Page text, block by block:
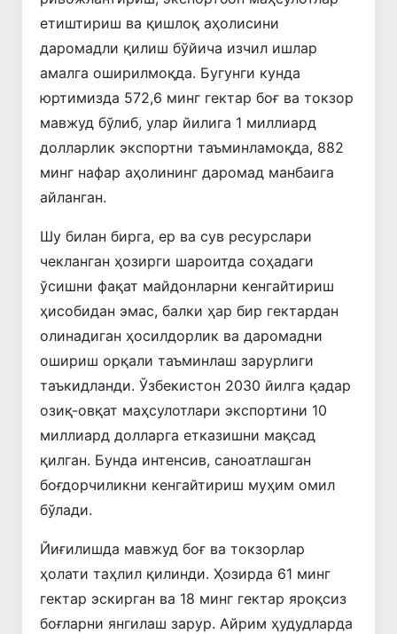
етиштириш ва қишлоқ аҳолисини
даромадли қилиш бўйича изчил ишлар
амалга оширилмоқда. Бугунги кунда
юртимизда 572,6 минг гектар боғ ва токзор
мавжуд бўлиб, улар йилига 1 миллиард
долларлик экспортни таъминламоқда, 882
минг нафар аҳолининг даромад манбаига
айланган.
Шу билан бирга, ер ва сув ресурслари
чекланган ҳозирги шароитда соҳадаги
ўсишни фақат майдонларни кенгайтириш
ҳисобидан эмас, балки ҳар бир гектардан
олинадиган ҳосилдорлик ва даромадни
ошириш орқали таъминлаш зарурлиги
таъкидланди. Ўзбекистон 2030 йилга қадар
озиқ-овқат маҳсулотлари экспортини 10
миллиард долларга етказишни мақсад
қилган. Бунда интенсив, саноатлашган
боғдорчиликни кенгайтириш муҳим омил
бўлади.
Йиғилишда мавжуд боғ ва токзорлар
ҳолати таҳлил қилинди. Ҳозирда 61 минг
гектар эскирган ва 18 минг гектар яроқсиз
боғларни янгилаш зарур. Айрим ҳудудларда